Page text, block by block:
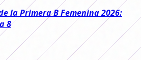
la Primera B Femenina 2026:
8
y Riestra ganaron por la mínima.
sumaron de a tres, mientras